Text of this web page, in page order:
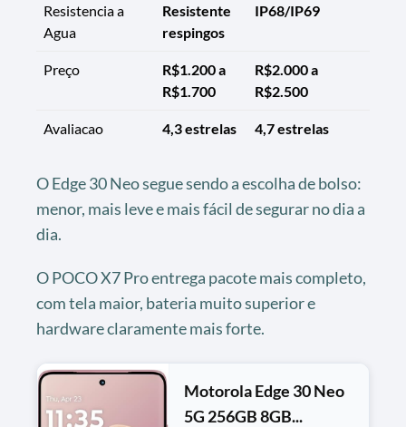
Resistencia a
Agua
Resistente
respingos
IP68/IP69
Preço
R$1.200 a
R$1.700
R$2.000 a
R$2.500
Avaliacao 4,3 estrelas 4,7 estrelas
O Edge 30 Neo segue sendo a escolha de bolso:
menor, mais leve e mais fácil de segurar no dia a
dia.
O POCO X7 Pro entrega pacote mais completo,
com tela maior, bateria muito superior e
hardware claramente mais forte.
Motorola Edge 30 Neo
5G 256GB 8GB...